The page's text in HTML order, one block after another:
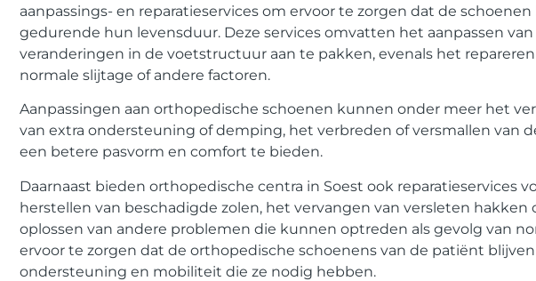
aanpassings- en reparatieservices om ervoor te zorgen dat de
gedurende hun levensduur. Deze services omvatten het aanpassen
veranderingen in de voetstructuur aan te pakken, evenals het
normale slijtage of andere factoren.
Aanpassingen aan orthopedische schoenen kunnen onder meer het
van extra ondersteuning of demping, het verbreden of versmallen van
een betere pasvorm en comfort te bieden.
Daarnaast bieden orthopedische centra in Soest ook reparatieservices
herstellen van beschadigde zolen, het vervangen van versleten hakken
oplossen van andere problemen die kunnen optreden als gevolg van
ervoor te zorgen dat de orthopedische schoenens van de patiënt
ondersteuning en mobiliteit die ze nodig hebben.